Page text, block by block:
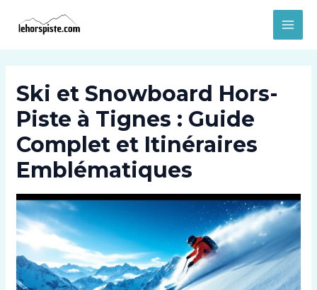
Ski et Snowboard Hors-
Piste à Tignes : Guide
Complet et Itinéraires
Emblématiques